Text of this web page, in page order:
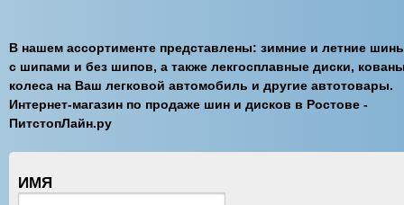
В нашем ассортименте представлены: зимние и летние
с шипами и без шипов, а также лекгосплавные диски,
колеса на Ваш легковой автомобиль и другие автотовары.
Интернет-магазин по продаже шин и дисков в Ростове -
ПитстопЛайн.ру
ИМЯ